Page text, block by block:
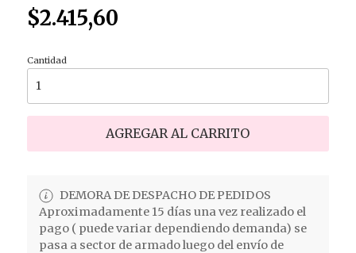
$2.415,60
Cantidad
AGREGAR AL CARRITO
DEMORA DE DESPACHO DE PEDIDOS
Aproximadamente 15 días una vez realizado el
pago ( puede variar dependiendo demanda) se
pasa a sector de armado luego del envío de